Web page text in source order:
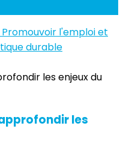
Promouvoir l'emploi et
durable
les